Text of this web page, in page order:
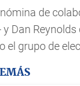
de
y Dan
el grupo de